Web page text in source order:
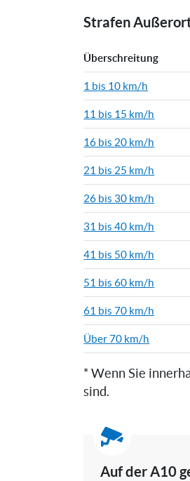
Strafen
Überschreitung
1 bis 10 km/h
11 bis 15 km/h
16 bis 20 km/h
21 bis 25 km/h
26 bis 30 km/h
31 bis 40 km/h
41 bis 50 km/h
51 bis 60 km/h
61 bis 70 km/h
Über 70 km/h
* Wenn Sie
sind.
Auf der A10